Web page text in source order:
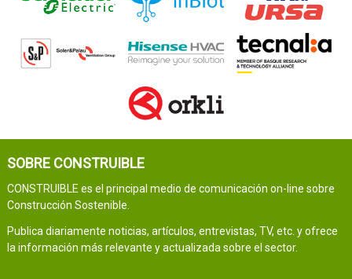
SOBRE CONSTRUIBLE
CONSTRUIBLE es el principal medio de comunicación on-line sobre
Construcción Sostenible.
Publica diariamente noticias, artículos, entrevistas, TV, etc. y ofrece
la información más relevante y actualizada sobre el sector.